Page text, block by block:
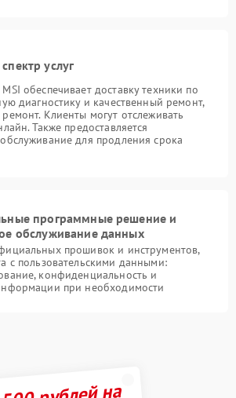
услуг
обеспечивает доставку техники по
диагностику и качественный ремонт,
Клиенты могут отслеживать
Также предоставляется
для продления срока
программные решение и
обслуживание данных
прошивок и инструментов,
с пользовательскими данными:
конфиденциальность и
при необходимости